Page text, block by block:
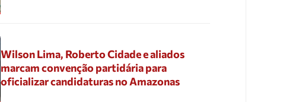
Wilson Lima, Roberto Cidade e aliados
marcam convenção partidária para
oficializar candidaturas no Amazonas